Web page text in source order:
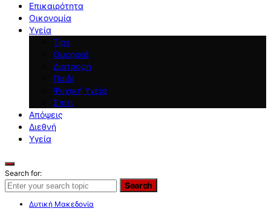
Επικαιρότητα
Οικονομία
Υγεία
Tips
Ομορφιά
Διατροφή
Παιδί
Ψυχική Υγεία
Σπίτι
Απόψεις
Διεθνή
Υγεία
Search for:
Search
Δυτική Μακεδονία